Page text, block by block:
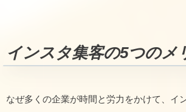
インスタ集客の5つのメ
なぜ多くの企業が時間と労力をかけて、イ